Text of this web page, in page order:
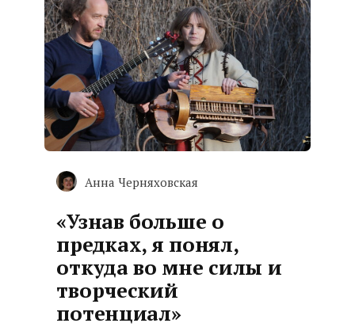
Анна Черняховская
«Узнав больше о
предках, я понял,
откуда во мне силы и
творческий
потенциал»